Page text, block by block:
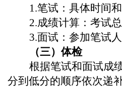
1.笔试：具体时间
2.成绩计算：考试
3.面试： 参加笔试
（三）体检
根据笔试和面试成
分到低分的顺序依次递